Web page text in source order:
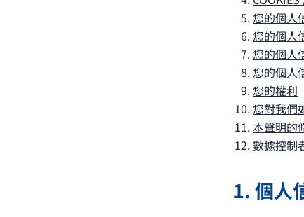
您的個人
您的個人
您的個人
您的個人
您的權利
您對我們
本聲明的
數據控制
1. 個人